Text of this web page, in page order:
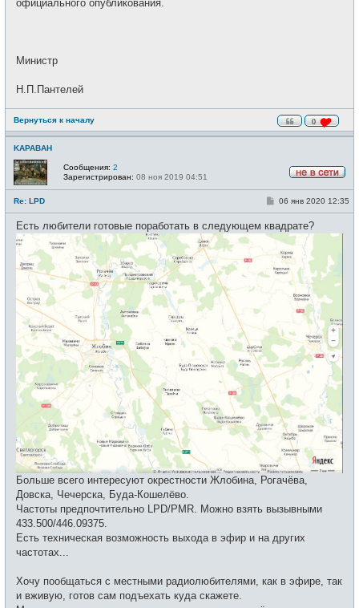
0
официального опубликования.
Министр
Н.П.Пантелей
Вернуться к началу
KAPABAH
е
в
с
Сообщения: 2
Зарегистрирован: 08 ноя 2019 04:51
Re: LPD
С
б
щ
н
и
е
06 янв 2020 12:35
Есть любители готовые поработать в следующем квадрате?
Больше всего интересуют окрестности Жлобина, Рогачёва,
Довска, Чечерска, Буда-Кошелёво.
Частоты предпочтительно LPD/PMR. Можно взять вызывными
433.500/446.09375.
Есть техническая возможность выхода в эфир и на других
частотах...
Хочу пообщаться с местными радиолюбителями, как в эфире, так
и вживую, готов сам подъехать куда скажете.